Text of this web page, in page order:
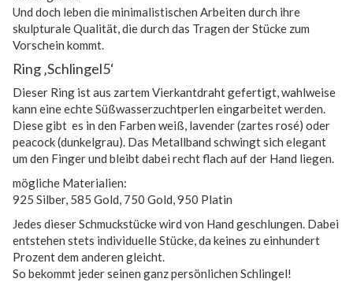
Und doch leben die minimalistischen Arbeiten durch ihre
skulpturale Qualität, die durch das Tragen der Stücke zum
Vorschein kommt.
Ring ‚Schlingel5‘
Dieser Ring ist aus zartem Vierkantdraht gefertigt, wahlweise
kann eine echte Süßwasserzuchtperlen eingarbeitet werden.
Diese gibt es in den Farben weiß, lavender (zartes rosé) oder
peacock (dunkelgrau). Das Metallband schwingt sich elegant
um den Finger und bleibt dabei recht flach auf der Hand liegen.
mögliche Materialien:
925 Silber, 585 Gold, 750 Gold, 950 Platin
Jedes dieser Schmuckstücke wird von Hand geschlungen. Dabei
entstehen stets individuelle Stücke, da keines zu einhundert
Prozent dem anderen gleicht.
So bekommt jeder seinen ganz persönlichen Schlingel!